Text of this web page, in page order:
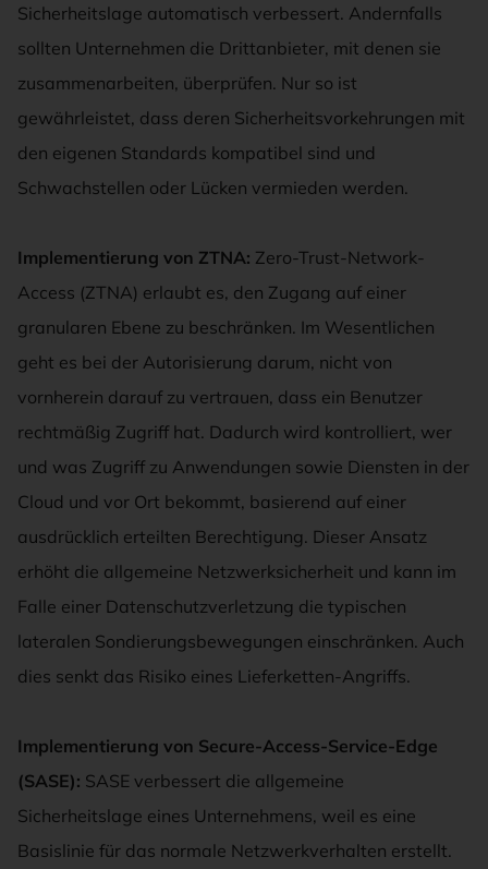
Sicherheitslage automatisch verbessert. Andernfalls
sollten Unternehmen die Drittanbieter, mit denen sie
zusammenarbeiten, überprüfen. Nur so ist
gewährleistet, dass deren Sicherheitsvorkehrungen mit
den eigenen Standards kompatibel sind und
Schwachstellen oder Lücken vermieden werden.
Implementierung von ZTNA: Zero-Trust-Network-
Access (ZTNA) erlaubt es, den Zugang auf einer
granularen Ebene zu beschränken. Im Wesentlichen
geht es bei der Autorisierung darum, nicht von
vornherein darauf zu vertrauen, dass ein Benutzer
rechtmäßig Zugriff hat. Dadurch wird kontrolliert, wer
und was Zugriff zu Anwendungen sowie Diensten in der
Cloud und vor Ort bekommt, basierend auf einer
ausdrücklich erteilten Berechtigung. Dieser Ansatz
erhöht die allgemeine Netzwerksicherheit und kann im
Falle einer Datenschutzverletzung die typischen
lateralen Sondierungsbewegungen einschränken. Auch
dies senkt das Risiko eines Lieferketten-Angriffs.
Implementierung von Secure-Access-Service-Edge
(SASE): SASE verbessert die allgemeine
Sicherheitslage eines Unternehmens, weil es eine
Basislinie für das normale Netzwerkverhalten erstellt.